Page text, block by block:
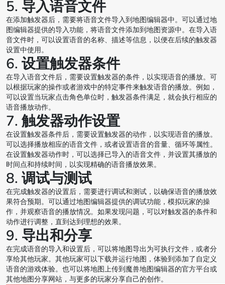
5. 导入语音文件
在添加触发器后，需要将语音文件导入到地图编辑器中。可以通过地
图编辑器提供的导入功能，将语音文件添加到地图资源中。在导入语
音文件时，可以设置语音的名称、描述等信息，以便在后续的触发器
设置中使用。
6. 设置触发器条件
在导入语音文件后，需要设置触发器的条件，以实现语音的播放。可
以根据玩家的操作或者游戏中的特定事件来触发语音的播放。例如，
可以设置当玩家点击角色单位时，触发器条件满足，就会执行相应的
语音播放动作。
7. 触发器动作设置
在设置触发器条件后，需要设置触发器的动作，以实现语音的播放。
可以选择播放相应的语音文件，或者设置语音的音量、循环等属性。
在设置触发器动作时，可以选择已导入的语音文件，并设置其播放的
时间点和持续时间，以实现精确的语音播放效果。
8. 调试与测试
在完成触发器的设置后，需要进行调试和测试，以确保语音的播放效
果符合预期。可以通过地图编辑器提供的调试功能，模拟玩家的操
作，并观察语音的播放情况。如果发现问题，可以对触发器的条件和
动作进行调整，直到达到理想的效果。
9. 导出和分享
在完成语音的导入和设置后，可以将地图导出为可执行文件，或者分
享给其他玩家。其他玩家可以下载并运行地图，体验到添加了自定义
语音的游戏体验。也可以将地图上传到魔兽地图编辑器的官方平台或
其他地图分享网站，与更多的玩家分享自己的创作。